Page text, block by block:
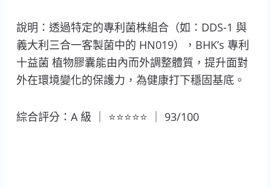
說明：透過特定的專利菌株組合（如：DDS-1 與
義大利三合一客製菌中的 HN019），BHK’s 專利
十益菌 植物膠囊能由內而外調整體質，提升面對
外在環境變化的保護力，為健康打下穩固基底。
綜合評分：A 級 ｜ ⭐⭐⭐⭐⭐ ｜ 93/100